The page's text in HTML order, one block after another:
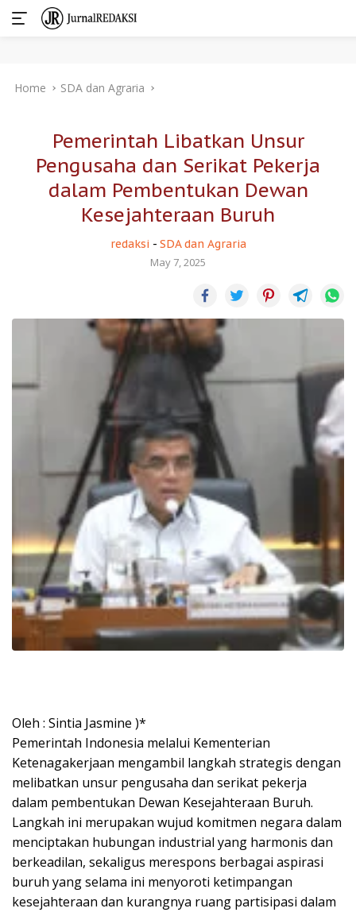
Home SDA dan Agraria
Pemerintah Libatkan Unsur
Pengusaha dan Serikat Pekerja
dalam Pembentukan Dewan
Kesejahteraan Buruh
redaksi - SDA dan Agraria
May 7, 2025
Oleh : Sintia Jasmine )*
Pemerintah Indonesia melalui Kementerian
Ketenagakerjaan mengambil langkah strategis dengan
melibatkan unsur pengusaha dan serikat pekerja
dalam pembentukan Dewan Kesejahteraan Buruh.
Langkah ini merupakan wujud komitmen negara dalam
menciptakan hubungan industrial yang harmonis dan
berkeadilan, sekaligus merespons berbagai aspirasi
buruh yang selama ini menyoroti ketimpangan
kesejahteraan dan kurangnya ruang partisipasi dalam